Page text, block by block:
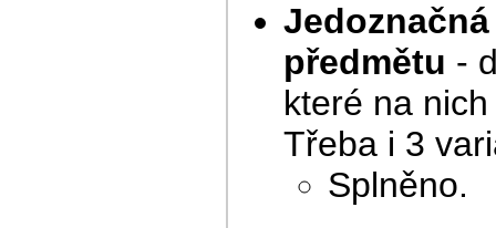
předmětu -
které na
Třeba i 3
Splněno.